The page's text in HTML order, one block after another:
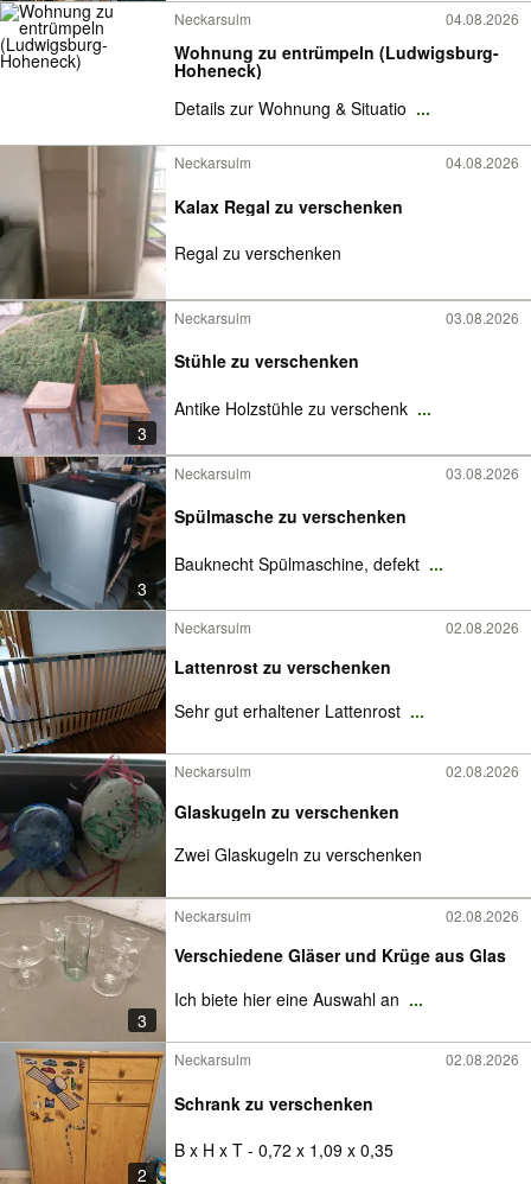
Neckarsulm 04.08.2026
Wohnung zu entrümpeln (Ludwigsburg-
Hoheneck)
Details zur Wohnung & Situatio ...
Neckarsulm 04.08.2026
Kalax Regal zu verschenken
Regal zu verschenken
3
Neckarsulm 03.08.2026
Stühle zu verschenken
Antike Holzstühle zu verschenk ...
3
Neckarsulm 03.08.2026
Spülmasche zu verschenken
Bauknecht Spülmaschine, defekt ...
Neckarsulm 02.08.2026
Lattenrost zu verschenken
Sehr gut erhaltener Lattenrost ...
Neckarsulm 02.08.2026
Glaskugeln zu verschenken
Zwei Glaskugeln zu verschenken
3
Neckarsulm 02.08.2026
Verschiedene Gläser und Krüge aus Glas
Ich biete hier eine Auswahl an ...
2
Neckarsulm 02.08.2026
Schrank zu verschenken
B x H x T - 0,72 x 1,09 x 0,35